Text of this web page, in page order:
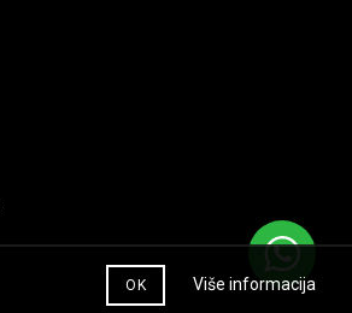
OK Više informacija